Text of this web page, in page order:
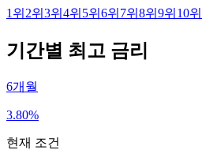
1 위 2위 3위 4위 5위 6위 7위 8위 9위 10위
기간별 최고 금리
6개월
3.80%
현재 조건